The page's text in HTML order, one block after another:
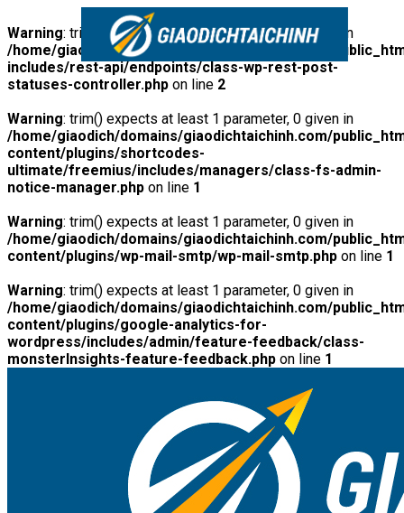
Warning: trim() expects at least 1 parameter, 0 given in
/home/giaodich/domains/giaodichtaichinh.com/
includes/rest-api/endpoints/class-wp-rest-post-
statuses-controller.php on line 2
Warning: trim() expects at least 1 parameter, 0 given in
/home/giaodich/domains/giaodichtaichinh.com/
content/plugins/shortcodes-
ultimate/freemius/includes/managers/class-fs-admin-
notice-manager.php on line 1
Warning: trim() expects at least 1 parameter, 0 given in
/home/giaodich/domains/giaodichtaichinh.com/
content/plugins/wp-mail-smtp/wp-mail-smtp.php on line 1
Warning: trim() expects at least 1 parameter, 0 given in
/home/giaodich/domains/giaodichtaichinh.com/
content/plugins/google-analytics-for-
wordpress/includes/admin/feature-feedback/class-
monsterInsights-feature-feedback.php on line 1